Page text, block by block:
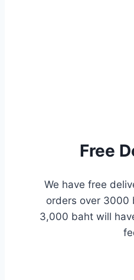
Free
We have free
orders over 3000
3,000 baht will